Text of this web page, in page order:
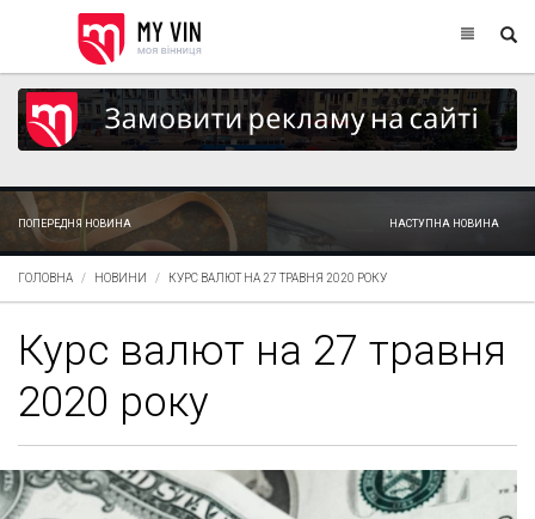
ПОПЕРЕДНЯ НОВИНА НАСТУПНА НОВИНА
ГОЛОВНА НОВИНИ КУРС ВАЛЮТ НА 27 ТРАВНЯ 2020 РОКУ
Курс валют на 27 травня
2020 року